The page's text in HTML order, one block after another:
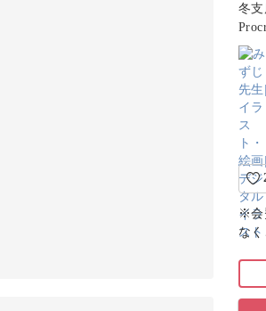
冬
※会
な